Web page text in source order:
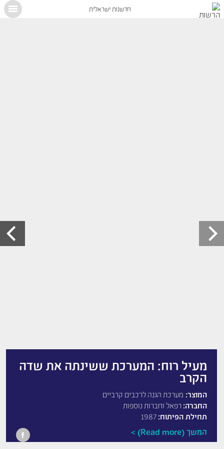
חדשנות ישראלית
מעיל רוח: המערכת ששינתה את שדה
הקרב
המוצר: מערכת הגנה לרכבים קרביים
החברה: רפאל וחברות נוספות
תחילת הפיתוח:
המשך (Read more)
X